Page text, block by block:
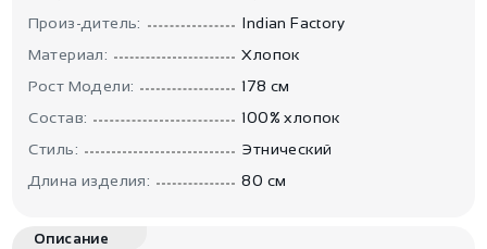
Произ-дитель:
Indian Factory
Материал:
Хлопок
Рост Модели:
178 см
Состав:
100% хлопок
Стиль:
Этнический
Длина изделия:
80 см
Описание